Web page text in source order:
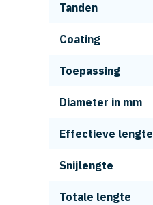
Tanden
Coating
Toepassing
Diameter in mm
Effectieve lengte
Snijlengte
Totale lengte